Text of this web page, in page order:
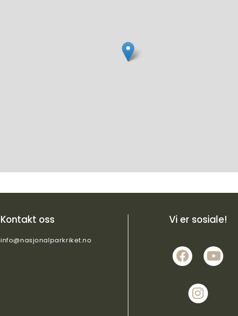
Kontakt oss
info@nasjonalparkriket.no
Vi er sosiale!